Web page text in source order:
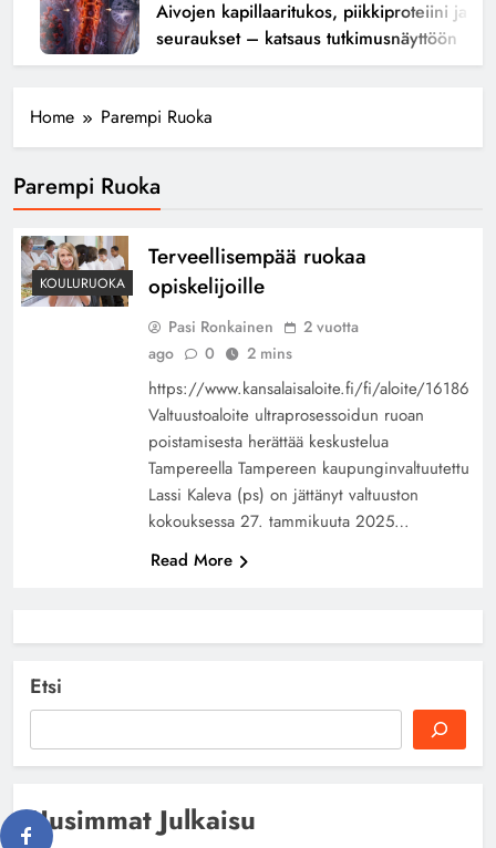
Aivojen kapillaaritukos, piikkiproteiini ja
seuraukset – katsaus tutkimusnäyttöön
Home Parempi Ruoka
Parempi Ruoka
KOULURUOKA
Terveellisempää ruokaa
opiskelijoille
Pasi Ronkainen
2 vuotta
ago
0 2 mins
https://www.kansalaisaloite.fi/fi/aloite/16186
Valtuustoaloite ultraprosessoidun ruoan
poistamisesta herättää keskustelua
Tampereella Tampereen kaupunginvaltuutettu
Lassi Kaleva (ps) on jättänyt valtuuston
kokouksessa 27. tammikuuta 2025…
Read More
Etsi
Uusimmat Julkaisu